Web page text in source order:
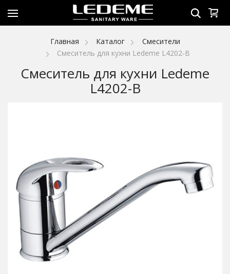
Главная Каталог
Смесители
Смеситель для кухни Ledeme L4202-B
Смеситель для кухни Ledeme
L4202-B